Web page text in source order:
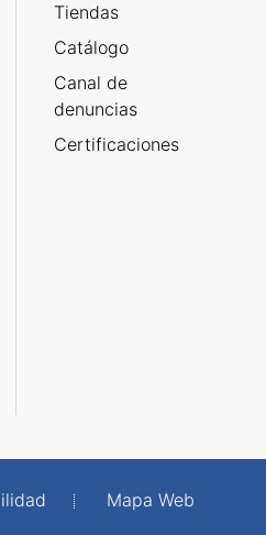
Tiendas
Catálogo
Canal de
denuncias
Certificaciones
Mapa Web